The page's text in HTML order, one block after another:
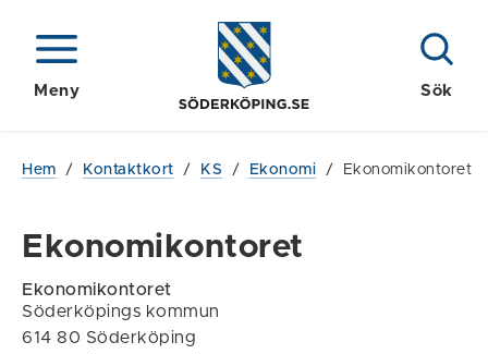
Meny Sök
Hem / Kontaktkort / KS / Ekonomi / Ekonomikontoret
Ekonomikontoret
Ekonomikontoret
Söderköpings kommun
614 80 Söderköping